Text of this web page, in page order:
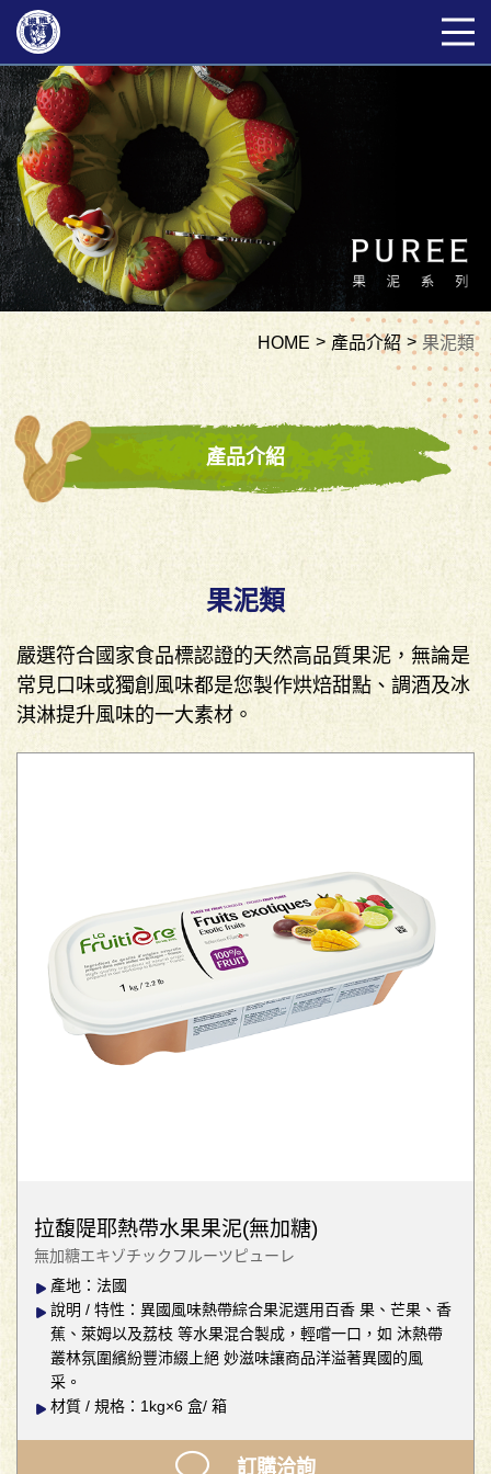
HOME 產品介紹 果泥類
產品介紹
果泥類
嚴選符合國家食品標認證的天然高品質果泥，無論是
常見口味或獨創風味都是您製作烘焙甜點、調酒及冰
淇淋提升風味的一大素材。
拉馥隄耶熱帶水果果泥(無加糖)
無加糖エキゾチックフルーツピューレ
產地：法國
說明 / 特性：異國風味熱帶綜合果泥選用百香 果、芒果、香
蕉、萊姆以及荔枝 等水果混合製成，輕嚐一口，如 沐熱帶
叢林氛圍繽紛豐沛綴上絕 妙滋味讓商品洋溢著異國的風
采。
材質 / 規格：1kg×6 盒/ 箱
訂購洽詢